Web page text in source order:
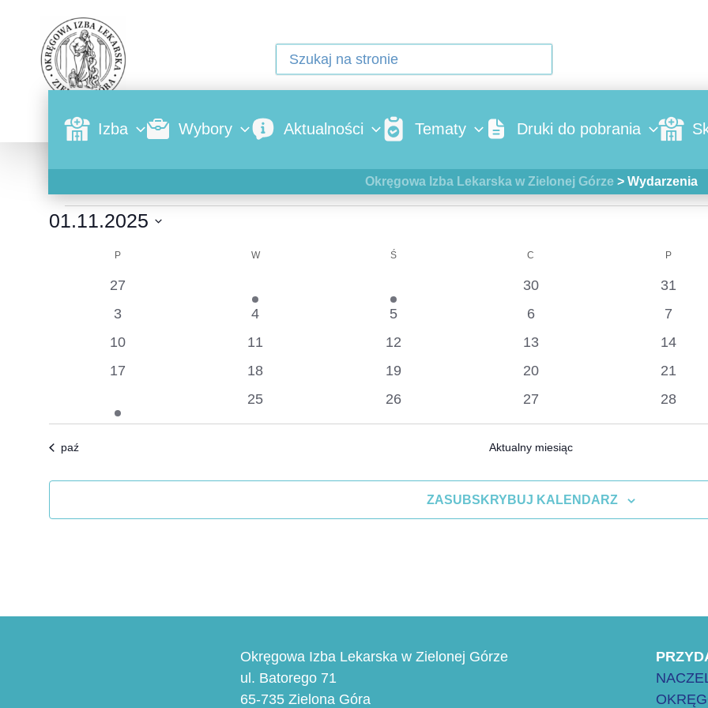
Izba Wybory Aktualności Tematy Druki do pobrania
Okręgowa Izba Lekarska w Zielonej Górze> Wydarzenia
01.11.2025
Kalendarz
Wydarzenia
P W Ś C P
0
wydarzenia
27
wydarzenie
wydarzenie
0
wydarzenia
30
0
31
0
wydarzenia
3
0
wydarzenia
4
0
wydarzenia
5
0
wydarzenia
6
0
7
0
wydarzenia
10
0
wydarzenia
11
0
wydarzenia
12
0
wydarzenia
13
0
14
0
17
0
wydarzenia
18
0
wydarzenia
19
0
wydarzenia
20
0
21
wydarzenie
0
wydarzenia
25
0
wydarzenia
26
0
wydarzenia
27
0
28
paź Aktualny miesiąc
ZASUBSKRYBUJ KALENDARZ
Okręgowa Izba Lekarska w Zielonej Górze
ul. Batorego 71
65-735 Zielona Góra